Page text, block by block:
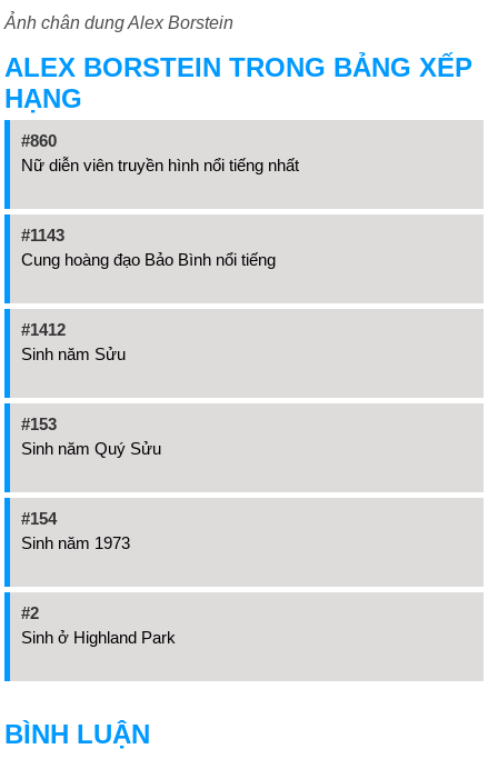
Ảnh chân dung Alex Borstein
ALEX BORSTEIN TRONG BẢNG XẾP
HẠNG
#860
Nữ diễn viên truyền hình nổi tiếng nhất
#1143
Cung hoàng đạo Bảo Bình nổi tiếng
#1412
Sinh năm Sửu
#153
Sinh năm Quý Sửu
#154
Sinh năm 1973
#2
Sinh ở Highland Park
BÌNH LUẬN